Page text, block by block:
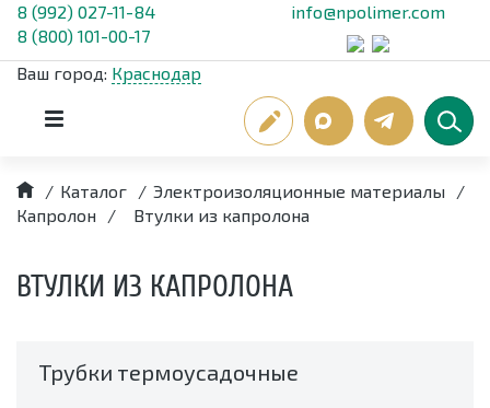
8 (992) 027-11-84
8 (800) 101-00-17
info@npolimer.com
Ваш город: Краснодар
/ Каталог / Электроизоляционные материалы
/
Капролон
/ Втулки из капролона
ВТУЛКИ ИЗ КАПРОЛОНА
Трубки термоусадочные